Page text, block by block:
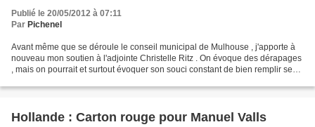
Publié le 20/05/2012 à 07:11
Par Pichenel
Avant même que se déroule le conseil municipal de Mulhouse , j'apporte à
nouveau mon soutien à l'adjointe Christelle Ritz . On évoque des dérapages
, mais on pourrait et surtout évoquer son souci constant de bien remplir ses
Hollande : Carton rouge pour Manuel Valls